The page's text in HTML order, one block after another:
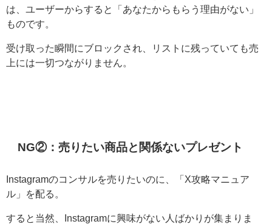
は、ユーザーからすると「あなたからもらう理由がない」
ものです。
受け取った瞬間にブロックされ、リストに残っていても売
上には一切つながりません。
NG②：売りたい商品と関係ないプレゼント
Instagramのコンサルを売りたいのに、「X攻略マニュア
ル」を配る。
すると当然、Instagramに興味がない人ばかりが集まりま